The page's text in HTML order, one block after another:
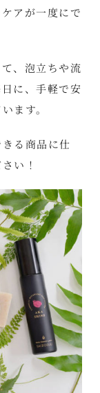
アが一度にで
、泡立ちや流
に、手軽で安
ます。
る商品に仕
い！